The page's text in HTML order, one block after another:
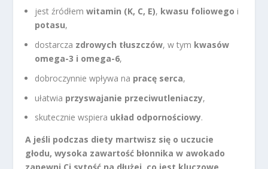
jest źródłemwitamin (K, C, E), kwasu foliowego i
potasu,
dostarcza zdrowych tłuszczów, w tym kwasów
omega-3 i omega-6,
dobroczynnie wpływa na pracę serca,
ułatwia przyswajanie przeciwutleniaczy,
skutecznie wspiera układ odpornościowy.
A jeśli podczas diety martwisz się o uczucie
głodu, wysoka zawartość błonnika w awokado